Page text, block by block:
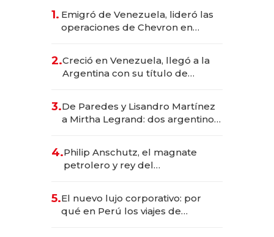
1. Emigró de Venezuela, lideró las
operaciones de Chevron en
2.Creció en Venezuela, llegó a la
Argentina con su título de
las marcas "fast premium"
3.De Paredes y Lisandro Martínez
a Mirtha Legrand: dos argentinos
4.Philip Anschutz, el magnate
petrolero y rey del
Fénix
5.El nuevo lujo corporativo: por
qué en Perú los viajes de